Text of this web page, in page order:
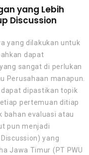
yang Lebih
Discussion
yang dilakukan untuk
dapat
sangat di perlukan
Perusahaan manapun.
dipastikan topik
pertemuan ditiap
bahan evaluasi atau
pun menjadi
yang
Jawa Timur (PT PWU